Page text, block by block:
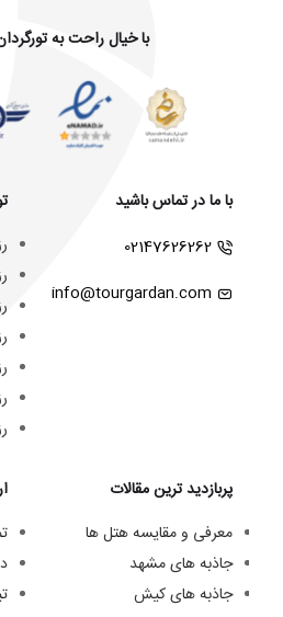
با خیال راحت به
با ما در تماس باشید
02147626262
info@tourgardan.com
پربازدید ترین مقالات
معرفی و مقایسه هتل ها
جاذبه های مشهد
جاذبه های کیش